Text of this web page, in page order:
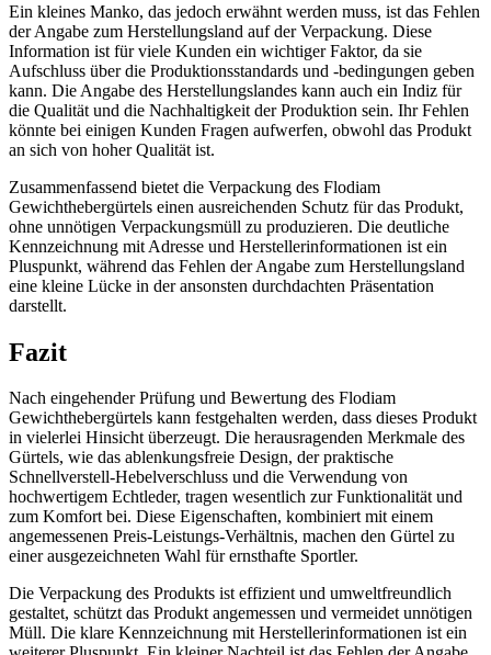
Ein kleines Manko, das jedoch erwähnt werden muss, ist das Fehlen
der Angabe zum Herstellungsland auf der Verpackung. Diese
Information ist für viele Kunden ein wichtiger Faktor, da sie
Aufschluss über die Produktionsstandards und -bedingungen geben
kann. Die Angabe des Herstellungslandes kann auch ein Indiz für
die Qualität und die Nachhaltigkeit der Produktion sein. Ihr Fehlen
könnte bei einigen Kunden Fragen aufwerfen, obwohl das Produkt
an sich von hoher Qualität ist.
Zusammenfassend bietet die Verpackung des Flodiam
Gewichthebergürtels einen ausreichenden Schutz für das Produkt,
ohne unnötigen Verpackungsmüll zu produzieren. Die deutliche
Kennzeichnung mit Adresse und Herstellerinformationen ist ein
Pluspunkt, während das Fehlen der Angabe zum Herstellungsland
eine kleine Lücke in der ansonsten durchdachten Präsentation
darstellt.
Fazit
Nach eingehender Prüfung und Bewertung des Flodiam
Gewichthebergürtels kann festgehalten werden, dass dieses Produkt
in vielerlei Hinsicht überzeugt. Die herausragenden Merkmale des
Gürtels, wie das ablenkungsfreie Design, der praktische
Schnellverstell-Hebelverschluss und die Verwendung von
hochwertigem Echtleder, tragen wesentlich zur Funktionalität und
zum Komfort bei. Diese Eigenschaften, kombiniert mit einem
angemessenen Preis-Leistungs-Verhältnis, machen den Gürtel zu
einer ausgezeichneten Wahl für ernsthafte Sportler.
Die Verpackung des Produkts ist effizient und umweltfreundlich
gestaltet, schützt das Produkt angemessen und vermeidet unnötigen
Müll. Die klare Kennzeichnung mit Herstellerinformationen ist ein